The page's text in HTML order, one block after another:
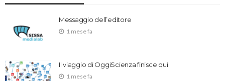
Messaggio dell’editore
1 mese fa
Il viaggio di OggiScienza finisce qui
1 mese fa